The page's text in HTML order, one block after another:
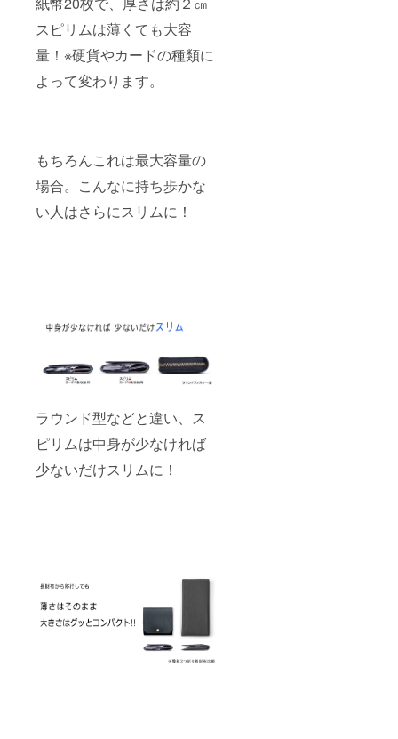
スピリムは薄くても大容
量！※硬貨やカードの種類に
よって変わります。
もちろんこれは最大容量の
場合。こんなに持ち歩かな
い人はさらにスリムに！
ラウンド型などと違い、ス
ピリムは中身が少なければ
少ないだけスリムに！